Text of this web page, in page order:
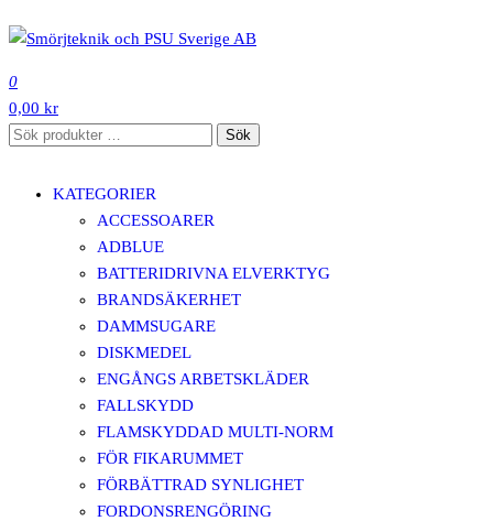
till
innehåll
0
0,00 kr
Sök
Sök
KATEGORIER
ACCESSOARER
ADBLUE
BATTERIDRIVNA ELVERKTYG
BRANDSÄKERHET
DAMMSUGARE
DISKMEDEL
ENGÅNGS ARBETSKLÄDER
FALLSKYDD
FLAMSKYDDAD MULTI-NORM
FÖR FIKARUMMET
FÖRBÄTTRAD SYNLIGHET
FORDONSRENGÖRING